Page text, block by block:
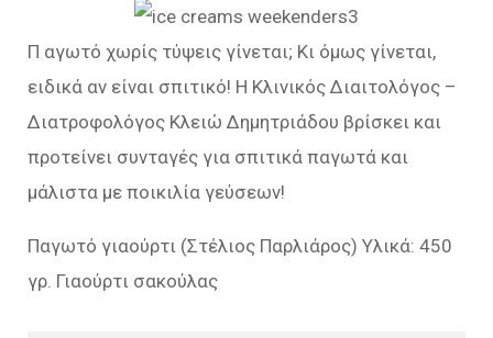
Π αγωτό χωρίς τύψεις γίνεται; Κι όμως γίνεται,
ειδικά αν είναι σπιτικό! Η Κλινικός Διαιτολόγος –
Διατροφολόγος Κλειώ Δημητριάδου βρίσκει και
προτείνει συνταγές για σπιτικά παγωτά και
μάλιστα με ποικιλία γεύσεων!
Παγωτό γιαούρτι (Στέλιος Παρλιάρος) Υλικά: 450
γρ. Γιαούρτι σακούλας